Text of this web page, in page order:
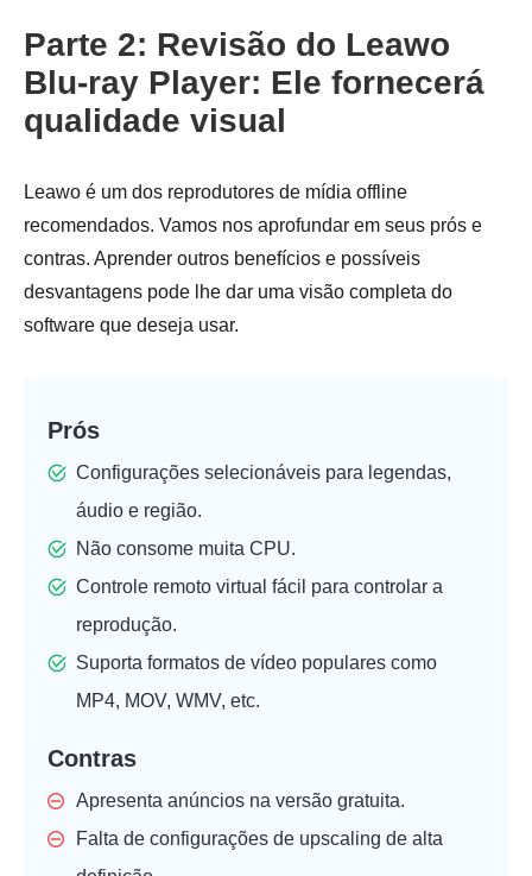
Parte 2: Revisão do Leawo
Blu-ray Player: Ele fornecerá
qualidade visual
Leawo é um dos reprodutores de mídia offline
recomendados. Vamos nos aprofundar em seus prós e
contras. Aprender outros benefícios e possíveis
desvantagens pode lhe dar uma visão completa do
software que deseja usar.
Prós
Configurações selecionáveis para legendas,
áudio e região.
Não consome muita CPU.
Controle remoto virtual fácil para controlar a
reprodução.
Suporta formatos de vídeo populares como
MP4, MOV, WMV, etc.
Contras
Apresenta anúncios na versão gratuita.
Falta de configurações de upscaling de alta